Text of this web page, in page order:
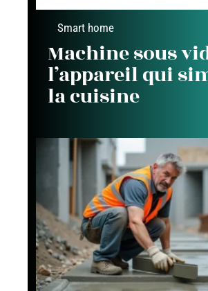
Smart home
Machine sous
l’appareil qui
la cuisine